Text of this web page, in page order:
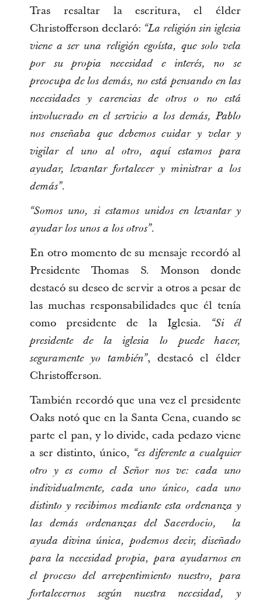
Tras resaltar la escritura, el élder
Christofferson declaró: “La religión sin iglesia
viene a ser una religión egoísta, que solo vela
por su propia necesidad e interés, no se
preocupa de los demás, no está pensando en las
necesidades y carencias de otros o no está
involucrado en el servicio a los demás, Pablo
nos enseñaba que debemos cuidar y velar y
vigilar el uno al otro, aquí estamos para
ayudar, levantar fortalecer y ministrar a los
demás”.
“Somos uno, si estamos unidos en levantar y
ayudar los unos a los otros”.
En otro momento de su mensaje recordó al
Presidente Thomas S. Monson donde
destacó su deseo de servir a otros a pesar de
las muchas responsabilidades que él tenía
como presidente de la Iglesia.
“Si él
presidente de la iglesia lo puede hacer,
seguramente yo también”, destacó el élder
Christofferson.
También recordó que una vez el presidente
Oaks notó que en la Santa Cena, cuando se
parte el pan, y lo divide, cada pedazo viene
a ser distinto, único, “es diferente a cualquier
otro y es como el Señor nos ve: cada uno
individualmente, cada uno único, cada uno
distinto y recibimos mediante esta ordenanza y
las demás ordenanzas del Sacerdocio, la
ayuda divina única, podemos decir, diseñado
para la necesidad propia, para ayudarnos en
el proceso del arrepentimiento nuestro, para
fortalecernos según nuestra necesidad, y